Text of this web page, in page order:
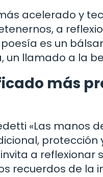
acelerado y
a
es un
llamado a la
más
«Las manos
protección
a
recuerdos de la